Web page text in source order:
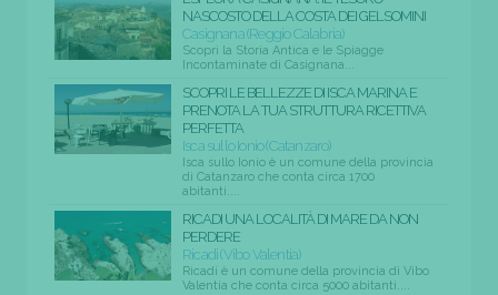
NASCOSTO DELLA COSTA DEI GELSOMINI
Casignana (Reggio Calabria)
Scopri la Storia Antica e le Spiagge
Incontaminate di Casignana...
SCOPRI LE BELLEZZE DI ISCA MARINA E
PRENOTA LA TUA STRUTTURA RICETTIVA
PERFETTA
Isca sullo Ionio (Catanzaro)
Isca sullo Ionio è un comune della provincia
di Catanzaro che conta circa 1700
abitanti....
RICADI UNA LOCALITÀ DI MARE DA NON
PERDERE
Ricadi (Vibo Valentia)
Ricadi è un comune della provincia di Vibo
Valentia che conta circa 5000 abitanti....